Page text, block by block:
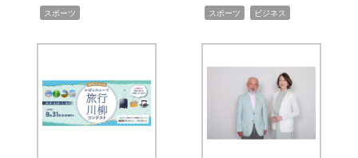
スポーツ スポーツ ビジネス